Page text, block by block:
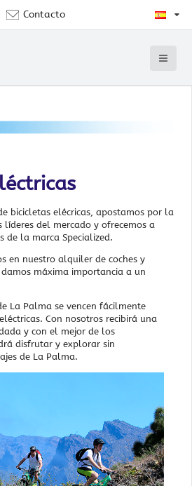
Contacto
bicicletas elécricas, apostamos por la
líderes del mercado y ofrecemos a
de la marca Specialized.
en nuestro alquiler de coches y
máxima importancia a un
La Palma se vencen fácilmente
Con nosotros recibirá una
y con el mejor de los
disfrutar y explorar sin
de La Palma.